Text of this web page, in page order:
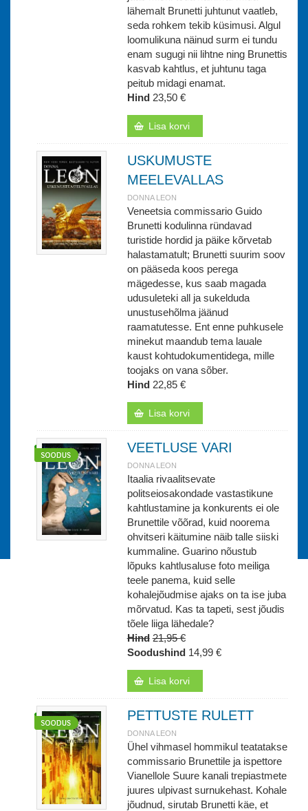
lähemalt Brunetti juhtunut vaatleb,
seda rohkem tekib küsimusi. Algul
loomulikuna näinud surm ei tundu
enam sugugi nii lihtne ning Brunettis
kasvab kahtlus, et juhtunu taga
peitub midagi enamat.
Hind 23,50 €
Lisa korvi
USKUMUSTE
MEELEVALLAS
DONNA LEON
Veneetsia commissario Guido
Brunetti kodulinna ründavad
turistide hordid ja päike kõrvetab
halastamatult; Brunetti suurim soov
on pääseda koos perega
mägedesse, kus saab magada
udusuleteki all ja sukelduda
unustusehõlma jäänud
raamatutesse. Ent enne puhkusele
minekut maandub tema lauale
kaust kohtudokumentidega, mille
toojaks on vana sõber.
Hind 22,85 €
Lisa korvi
VEETLUSE VARI
DONNA LEON
Itaalia rivaalitsevate
politseiosakondade vastastikune
kahtlustamine ja konkurents ei ole
Brunettile võõrad, kuid noorema
ohvitseri käitumine näib talle siiski
kummaline. Guarino nõustub
lõpuks kahtlusaluse foto meiliga
teele panema, kuid selle
kohalejõudmise ajaks on ta ise juba
mõrvatud. Kas ta tapeti, sest jõudis
tõele liiga lähedale?
Hind 21,95 €
Soodushind 14,99 €
Lisa korvi
PETTUSTE RULETT
DONNA LEON
Ühel vihmasel hommikul teatatakse
commissario Brunettile ja ispettore
Vianellole Suure kanali trepiastmete
juures ulpivast surnukehast. Kohale
jõudnud, sirutab Brunetti käe, et